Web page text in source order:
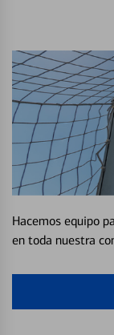
Hacemos equipo
en toda nuestra